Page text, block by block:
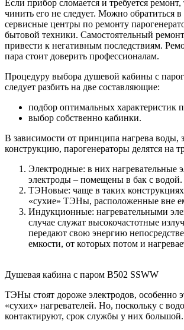
Если прибор сломается и требуется ремонт,
чинить его не следует. Можно обратиться
сервисные центры по ремонту
бытовой техники. Самостоятельный
привести к негативным последствиям.
пара стоит доверить профессионалам.
Процедуру выбора душевой кабины с
следует разбить на две составляющие:
подбор оптимальных характеристик
выбор собственно кабинки.
В зависимости от принципа нагрева воды,
конструкцию, парогенераторы делятся на
Электродные: в них нагревательные
электроды – помещены в бак с водой.
ТЭНовые: чаще в таких
«сухие» ТЭНы, расположенные вне
Индукционные: нагревательными
случае служат высокочастотные
передают свою энергию
емкости, от которых потом и
Душевая кабина с паром B502 SSWW
ТЭНы стоят дороже электродов, особенно
«сухих» нагревателей. Но, поскольку с
контактируют, срок службы у них большой.